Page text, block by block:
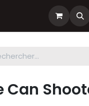
Boutiques Club
Can